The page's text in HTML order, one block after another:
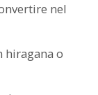
nel
hiragana o